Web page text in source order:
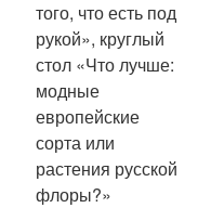
того, что есть под
рукой», круглый
стол «Что лучше:
модные
европейские
сорта или
растения русской
флоры?»